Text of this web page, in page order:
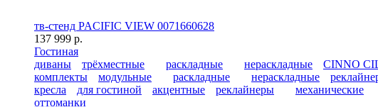
тв-стенд PACIFIC VIEW 0071660628
137 999 р.
Гостиная
диваны
трёхместные раскладные нераскладные CINNO
комплекты
модульные раскладные нераскладные
кресла
для гостиной акцентные реклайнеры механические
оттоманки